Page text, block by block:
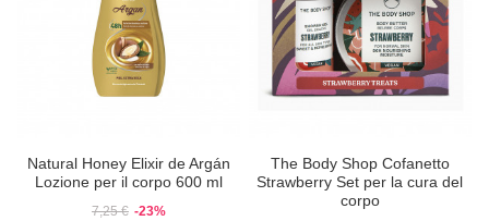
Natural Honey Elixir de Argán
Lozione per il corpo 600 ml
7,25 € -23%
The Body Shop Cofanetto
Strawberry Set per la cura del
corpo